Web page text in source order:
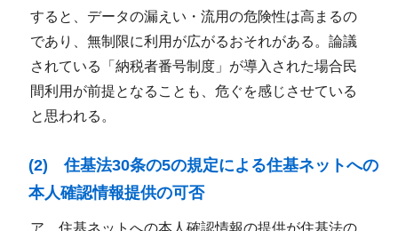
すると、データの漏えい・流用の危険性は高まるの
であり、無制限に利用が広がるおそれがある。論議
されている「納税者番号制度」が導入された場合民
間利用が前提となることも、危ぐを感じさせている
と思われる。
(2) 住基法30条の5の規定による住基ネットへの
本人確認情報提供の可否
ア 住基ネットへの本人確認情報の提供が住基法の